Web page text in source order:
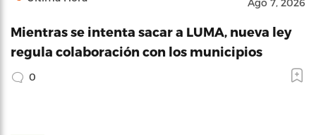
Ago 7, 2026
Mientras se intenta sacar a LUMA, nueva ley
regula colaboración con los municipios
0